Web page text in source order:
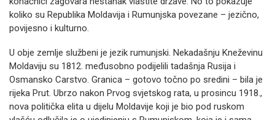
koliko su Republika Moldavija i Rumunjska povezane – jezično,
povijesno i kulturno.
U obje zemlje službeni je jezik rumunjski. Nekadašnju Kneževinu
Moldaviju su 1812. međusobno podijelili tadašnja Rusija i
Osmansko Carstvo. Granica – gotovo točno po sredini – bila je
rijeka Prut. Ubrzo nakon Prvog svjetskog rata, u prosincu 1918.,
nova politička elita u dijelu Moldavije koji je bio pod ruskom